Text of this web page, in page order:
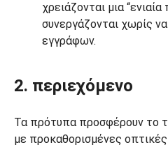
χρειάζονται μια
συνεργάζονται χωρίς
εγγράφων.
2. περιεχόμενο
Τα πρότυπα προσφέρουν το
με προκαθορισμένες οπτικές